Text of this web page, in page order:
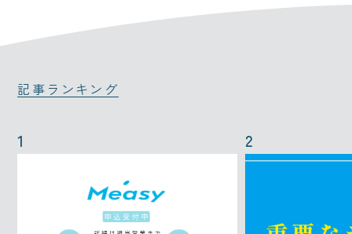
記事ランキング